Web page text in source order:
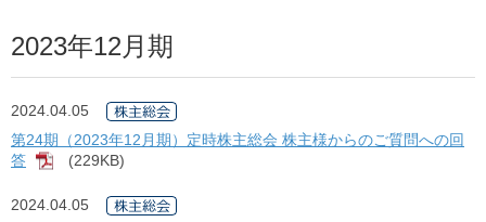
2023年12月期
2024.04.05
第24期（2023年12月期）定時株主総会 株主様からのご質問への回
答
[PDF]
(229KB)
2024.04.05